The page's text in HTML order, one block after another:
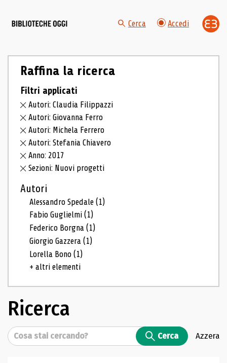
Cerca Accedi
Raffina la ricerca
Filtri applicati
Autori: Claudia Filippazzi
Autori: Giovanna Ferro
Autori: Michela Ferrero
Autori: Stefania Chiavero
Anno: 2017
Sezioni: Nuovi progetti
Autori
Alessandro Spedale(1)
Fabio Guglielmi(1)
Federico Borgna(1)
Giorgio Gazzera(1)
Lorella Bono(1)
+ altri elementi
Ricerca
Cerca Cerca Azzera